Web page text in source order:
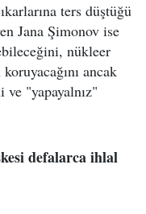
ters düştüğü
Jana Şimonov ise
nükleer
ancak
"yapayalnız"
defalarca ihlal